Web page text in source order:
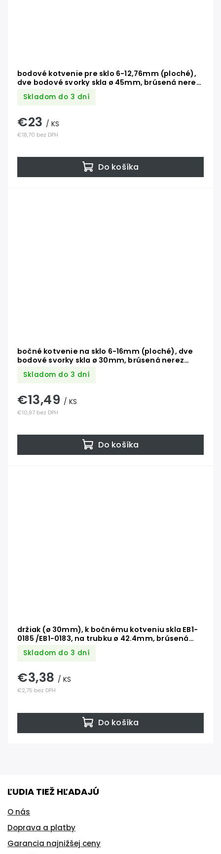
bodové kotvenie pre sklo 6-12,76mm (ploché),
dve bodové svorky skla ø 45mm, brúsená nerez
K320 /AISI304/, balenie obsahuje gumičky na
sklo
Skladom do 3 dní
€18,70 bez DPH
€23 / KS
Do košíka
bočné kotvenie na sklo 6-16mm (ploché), dve
bodové svorky skla ø 30mm, brúsená nerez
K320 /AISI304/, balenie obsahuje gumičky na
sklo
Skladom do 3 dní
€10,97 bez DPH
€13,49 / KS
Do košíka
držiak (ø 30mm), k bočnému kotveniu skla EB1-
0185 /EB1-0183, na trubku ø 42.4mm, brúsená
nerez K320 /AISI304
Skladom do 3 dní
€2,75 bez DPH
€3,38 / KS
Do košíka
ĽUDIA TIEŽ HĽADAJÚ
O nás
Doprava a platby
Garancia najnižšej ceny